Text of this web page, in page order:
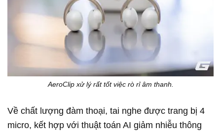
AeroClip xử lý rất tốt việc rò rỉ âm thanh.
Về chất lượng đàm thoại, tai nghe được trang bị 4
micro, kết hợp với thuật toán AI giảm nhiễu thông